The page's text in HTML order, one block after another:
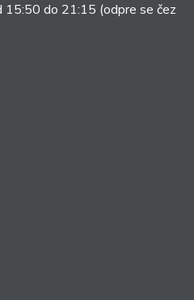
15:50 do 21:15 (odpre se čez